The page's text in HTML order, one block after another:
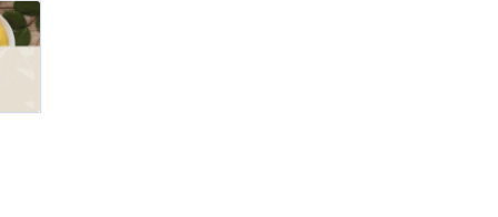
Zonas Azuis